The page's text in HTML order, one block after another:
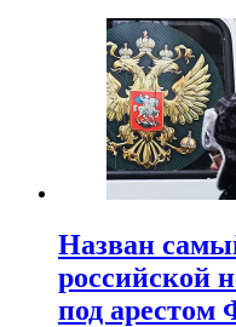
Назван
российской
под арестом